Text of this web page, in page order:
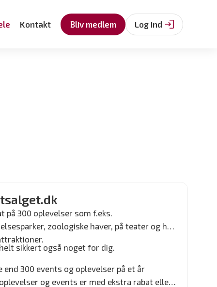
Kontakt Bliv medlem Log ind
på 300 oplevelser som f.eks.
zoologiske haver, på teater og hos
sikkert også noget for dig.
end 300 events og oplevelser på et år
og events er med ekstra rabat eller